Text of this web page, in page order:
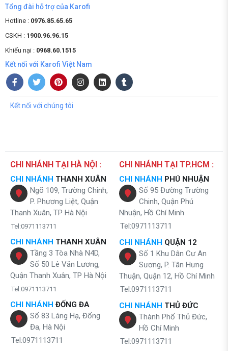
Tổng đài hỗ trợ của Karofi
Hotline : 0976.85.65.65
CSKH : 1900.96.96.15
Khiếu nại : 0968.60.1515
Kết nối với Karofi Việt Nam
Kết nối với chúng tôi
CHI NHÁNH TẠI HÀ NỘI :
CHI NHÁNH THANH XUÂN
Ngõ 109, Trường Chinh,
P. Phương Liệt, Quận
Thanh Xuân, TP Hà Nội
Tel:0971113711
CHI NHÁNH THANH XUÂN
Tầng 3 Tòa Nhà N4D,
Số 50 Lê Văn Lương,
Quận Thanh Xuân, TP Hà Nội
Tel:0971113711
CHI NHÁNH ĐỐNG ĐA
Số 83 Láng Hạ, Đống
Đa, Hà Nội
Tel:0971113711
CHI NHÁNH TẠI TP.HCM :
CHI NHÁNH PHÚ NHUẬN
Số 95 Đường Trường
Chinh, Quận Phú
Nhuận, Hồ Chí Minh
Tel:0971113711
CHI NHÁNH QUẬN 12
Số 1 Khu Dân Cư An
Sương, P. Tân Hưng
Thuận, Quận 12, Hồ Chí Minh
Tel:0971113711
CHI NHÁNH THỦ ĐỨC
Thành Phố Thủ Đức,
Hồ Chí Minh
Tel:0971113711